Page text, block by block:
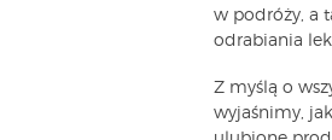
w podróży, a
odrabiania
Z myślą o
wyjaśnimy,